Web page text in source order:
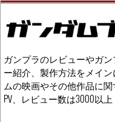
ガンプラのレビューやガ
ー紹介、製作方法をメイ
ムの映画やその他作品に
PV、レビュー数は3000以上